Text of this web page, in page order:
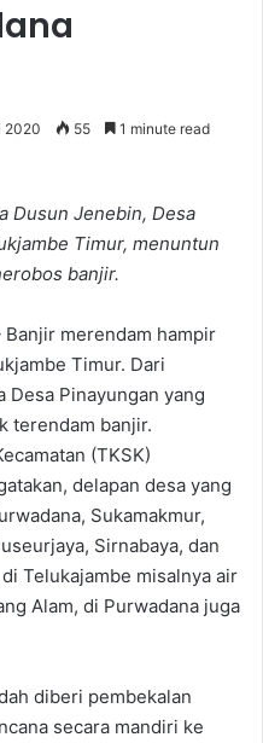
2020 55 1 minute read
Dusun Jenebin, Desa
Timur, menuntun
banjir.
Banjir merendam hampir
Timur. Dari
Desa Pinayungan yang
terendam banjir.
(TKSK)
delapan desa yang
Sukamakmur,
Sirnabaya, dan
Telukajambe misalnya air
Alam, di Purwadana juga
diberi pembekalan
secara mandiri ke